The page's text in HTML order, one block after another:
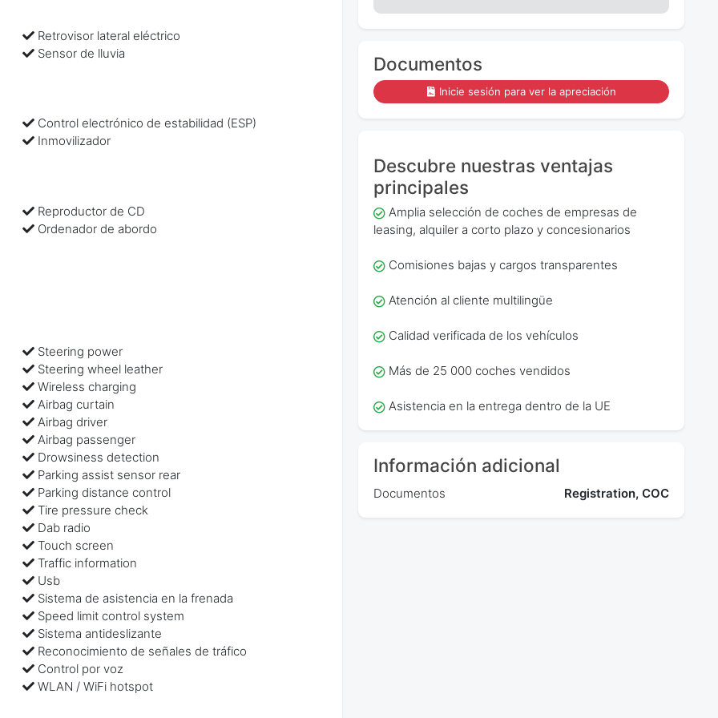
Documentos
Inicie sesión para ver la apreciación
Descubre nuestras ventajas
principales
Amplia selección de coches de empresas de
leasing, alquiler a corto plazo y concesionarios
Comisiones bajas y cargos transparentes
Atención al cliente multilingüe
Calidad verificada de los vehículos
Más de 25 000 coches vendidos
Asistencia en la entrega dentro de la UE
Información adicional
Documentos Registration, COC
Retrovisor lateral eléctrico
Sensor de lluvia
Control electrónico de estabilidad (ESP)
Inmovilizador
Reproductor de CD
Ordenador de abordo
Steering power
Steering wheel leather
Wireless charging
Airbag curtain
Airbag driver
Airbag passenger
Drowsiness detection
Parking assist sensor rear
Parking distance control
Tire pressure check
Dab radio
Touch screen
Traffic information
Usb
Sistema de asistencia en la frenada
Speed limit control system
Sistema antideslizante
Reconocimiento de señales de tráfico
Control por voz
WLAN / WiFi hotspot